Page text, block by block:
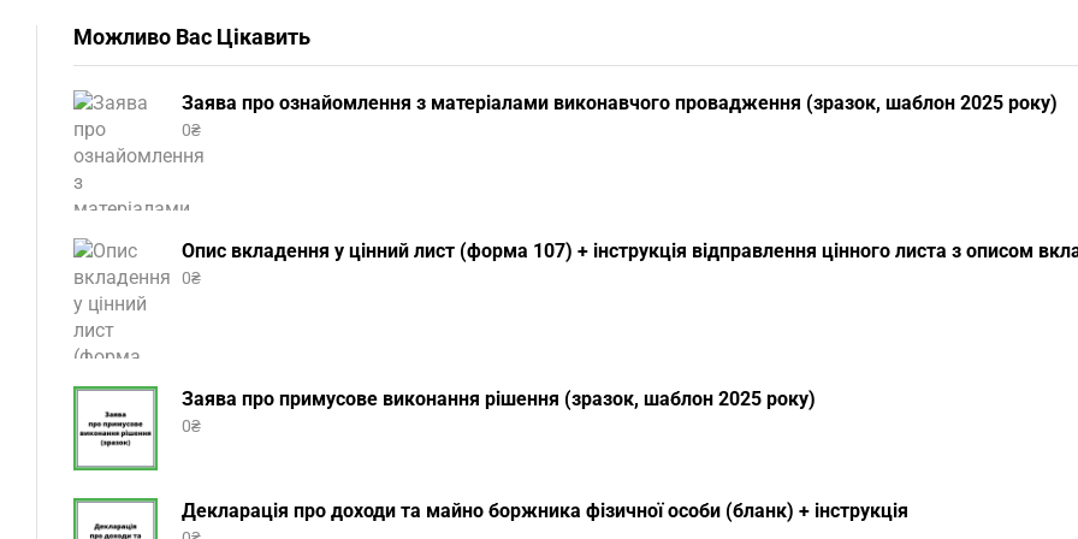
Можливо Вас Цікавить
Заява про ознайомлення з матеріалами виконавчого провадження (зразок, шаблон 2025 року)
0₴
Опис вкладення у цінний лист (форма 107) + інструкція відправлення цінного листа з описом
0₴
Заява про примусове виконання рішення (зразок, шаблон 2025 року)
0₴
Декларація про доходи та майно боржника фізичної особи (бланк) + інструкція